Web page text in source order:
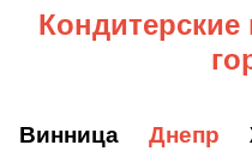
Кондитерские
Винница Днепр